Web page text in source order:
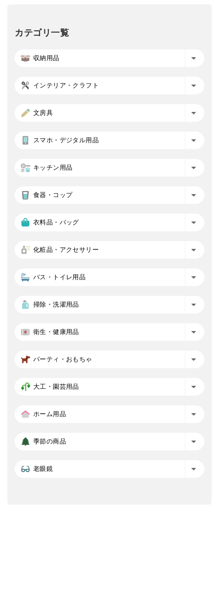
カテゴリ一覧
収納用品
インテリア・クラフト
文房具
スマホ・デジタル用品
キッチン用品
食器・コップ
衣料品・バッグ
化粧品・アクセサリー
バス・トイレ用品
掃除・洗濯用品
衛生・健康用品
パーティ・おもちゃ
大工・園芸用品
ホーム用品
季節の商品
老眼鏡